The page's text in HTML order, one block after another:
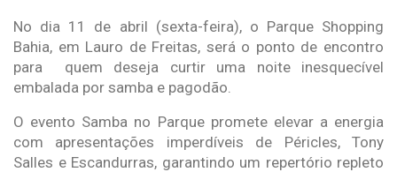
No dia 11 de abril (sexta-feira), o Parque Shopping
Bahia, em Lauro de Freitas, será o ponto de encontro
para quem deseja curtir uma noite inesquecível
embalada por samba e pagodão.
O evento Samba no Parque promete elevar a energia
com apresentações imperdíveis de Péricles, Tony
Salles e Escandurras, garantindo um repertório repleto